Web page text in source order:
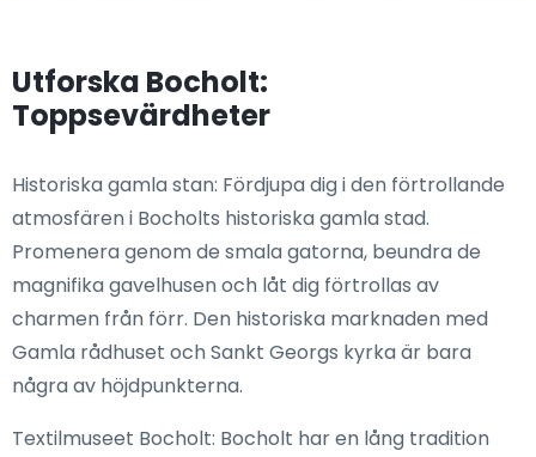
Utforska Bocholt:
Toppsevärdheter
Historiska gamla stan: Fördjupa dig i den förtrollande
atmosfären i Bocholts historiska gamla stad.
Promenera genom de smala gatorna, beundra de
magnifika gavelhusen och låt dig förtrollas av
charmen från förr. Den historiska marknaden med
Gamla rådhuset och Sankt Georgs kyrka är bara
några av höjdpunkterna.
Textilmuseet Bocholt: Bocholt har en lång tradition